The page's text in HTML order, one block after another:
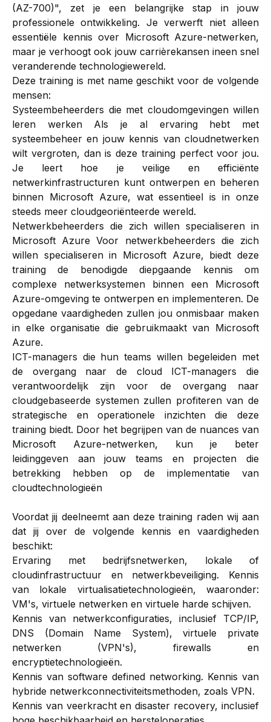
(AZ-700)", zet je een belangrijke stap in jouw
professionele ontwikkeling. Je verwerft niet alleen
essentiële kennis over Microsoft Azure-netwerken,
maar je verhoogt ook jouw carrièrekansen ineen snel
veranderende technologiewereld.
Deze training is met name geschikt voor de volgende
mensen:
Systeembeheerders die met cloudomgevingen willen
leren werken Als je al ervaring hebt met
systeembeheer en jouw kennis van cloudnetwerken
wilt vergroten, dan is deze training perfect voor jou.
Je leert hoe je veilige en efficiënte
netwerkinfrastructuren kunt ontwerpen en beheren
binnen Microsoft Azure, wat essentieel is in onze
steeds meer cloudgeoriënteerde wereld.
Netwerkbeheerders die zich willen specialiseren in
Microsoft Azure Voor netwerkbeheerders die zich
willen specialiseren in Microsoft Azure, biedt deze
training de benodigde diepgaande kennis om
complexe netwerksystemen binnen een Microsoft
Azure-omgeving te ontwerpen en implementeren. De
opgedane vaardigheden zullen jou onmisbaar maken
in elke organisatie die gebruikmaakt van Microsoft
Azure.
ICT-managers die hun teams willen begeleiden met
de overgang naar de cloud ICT-managers die
verantwoordelijk zijn voor de overgang naar
cloudgebaseerde systemen zullen profiteren van de
strategische en operationele inzichten die deze
training biedt. Door het begrijpen van de nuances van
Microsoft Azure-netwerken, kun je beter
leidinggeven aan jouw teams en projecten die
betrekking hebben op de implementatie van
cloudtechnologieën
Voordat jij deelneemt aan deze training raden wij aan
dat jij over de volgende kennis en vaardigheden
beschikt:
Ervaring met bedrijfsnetwerken, lokale of
cloudinfrastructuur en netwerkbeveiliging. Kennis
van lokale virtualisatietechnologieën, waaronder:
VM's, virtuele netwerken en virtuele harde schijven.
Kennis van netwerkconfiguraties, inclusief TCP/IP,
DNS (Domain Name System), virtuele private
netwerken (VPN's), firewalls en
encryptietechnologieën.
Kennis van software defined networking. Kennis van
hybride netwerkconnectiviteitsmethoden, zoals VPN.
Kennis van veerkracht en disaster recovery, inclusief